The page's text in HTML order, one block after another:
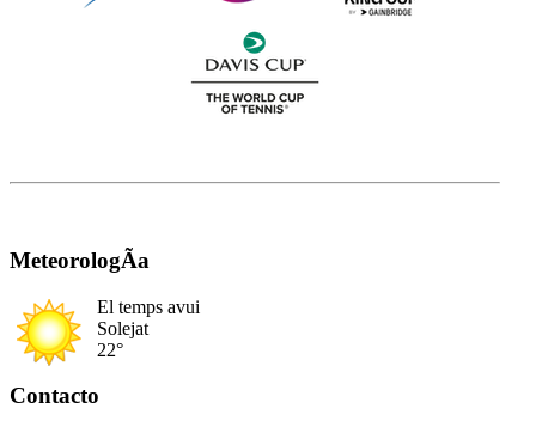
MeteorologÃ­a
El temps avui
Solejat
22°
Contacto